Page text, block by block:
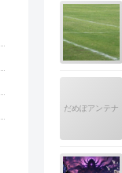
だめぽアンテナ